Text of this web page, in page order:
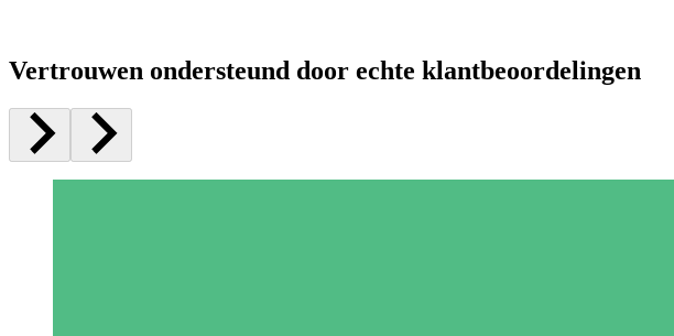
Vertrouwen ondersteund door echte klantbeoordelingen